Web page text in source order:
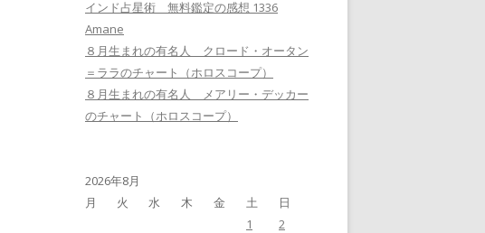
インド占星術 無料鑑定の感想 1336
Amane
８月生まれの有名人 クロード・オータン
＝ララのチャート（ホロスコープ）
８月生まれの有名人 メアリー・デッカー
のチャート（ホロスコープ）
2026年8月
月
火 水 木 金 土 日
1
2